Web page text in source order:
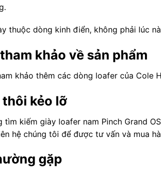
thuộc dòng kinh điển, không phải lúc
khảo về sản phẩm
khảo thêm các dòng loafer của Cole
thôi kẻo lỡ
tìm kiếm giày loafer nam Pinch Grand
hệ chúng tôi để được tư vấn và mua
gặp